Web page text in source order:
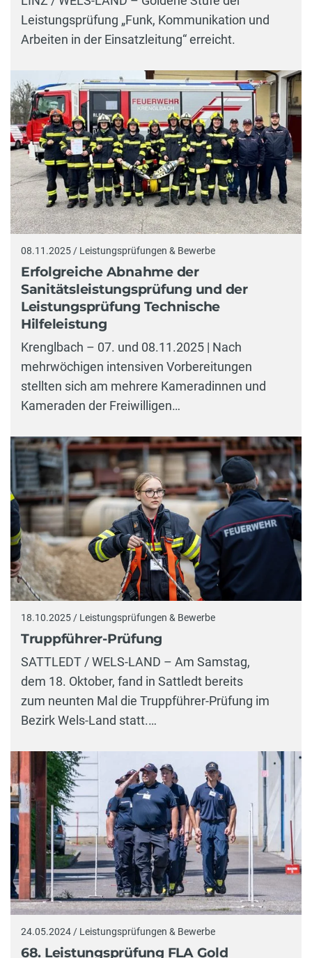
Leistungsprüfung „Funk, Kommunikation und
Arbeiten in der Einsatzleitung“ erreicht.
08.11.2025 / Leistungsprüfungen & Bewerbe
Erfolgreiche Abnahme der
Sanitätsleistungsprüfung und der
Leistungsprüfung Technische
Hilfeleistung
Krenglbach – 07. und 08.11.2025 | Nach
mehrwöchigen intensiven Vorbereitungen
stellten sich am mehrere Kameradinnen und
Kameraden der Freiwilligen…
18.10.2025 / Leistungsprüfungen & Bewerbe
Truppführer-Prüfung
SATTLEDT / WELS-LAND – Am Samstag,
dem 18. Oktober, fand in Sattledt bereits
zum neunten Mal die Truppführer-Prüfung im
Bezirk Wels-Land statt.…
24.05.2024 / Leistungsprüfungen & Bewerbe
68. Leistungsprüfung FLA Gold